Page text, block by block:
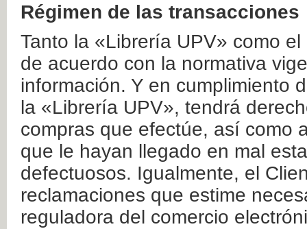
Régimen de las transacciones
Tanto la «Librería UPV» como
de acuerdo con la normativa
información. Y en cumplimiento
la «Librería UPV», tendrá
compras que efectúe, así como
que le hayan llegado en mal
defectuosos. Igualmente, el
reclamaciones que estime
reguladora del comercio